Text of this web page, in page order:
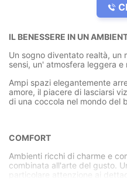
IL BENESSERE IN UN
Un sogno diventato realtà, un
sensi, un' atmosfera leggera e
Ampi spazi elegantemente
amore, il piacere di lasciarsi
di una coccola nel mondo del
COMFORT
Ambienti ricchi di charme e
combinata all'arte del gusto.
particolare attenzione ai